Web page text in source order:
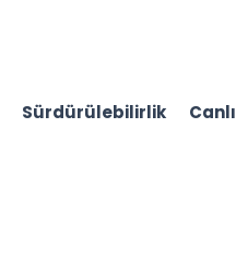
Sürdürülebilirlik